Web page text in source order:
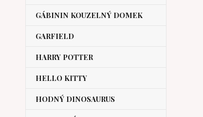
GÁBININ KOUZELNÝ DOMEK
GARFIELD
HARRY POTTER
HELLO KITTY
HODNÝ DINOSAURUS